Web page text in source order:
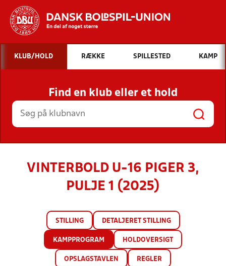
Hvad vil du søge efter?
INDHOLD OG NYHEDER
STILLINGER, RESULTATER, KLUBBER OG
HOLD
KLUB/HOLD RÆKKE SPILLESTED KAMP
Find en klub eller et hold
VINTERBOLD U-16 PIGER 3,
PULJE 1 (2025)
STILLING DETALJERET STILLING
KAMPPROGRAM HOLDOVERSIGT
OPSLAGSTAVLEN REGLER